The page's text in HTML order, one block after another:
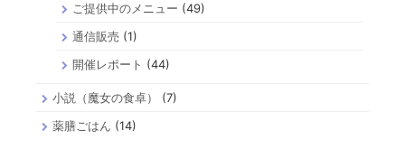
ご提供中のメニュー (49)
通信販売 (1)
開催レポート (44)
小説（魔女の食卓）
(7)
薬膳ごはん (14)